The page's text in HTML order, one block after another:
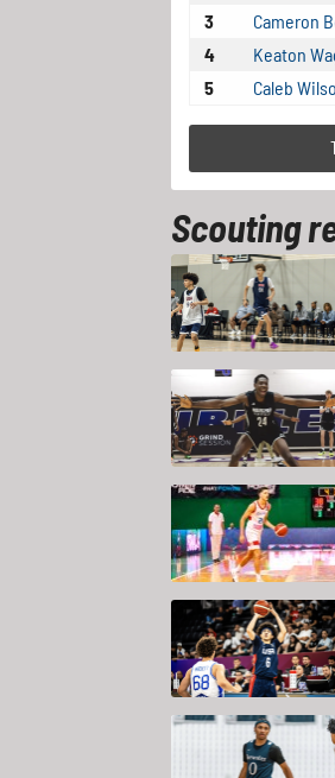
3
Cameron
4
Keaton
5
Caleb
Scouting